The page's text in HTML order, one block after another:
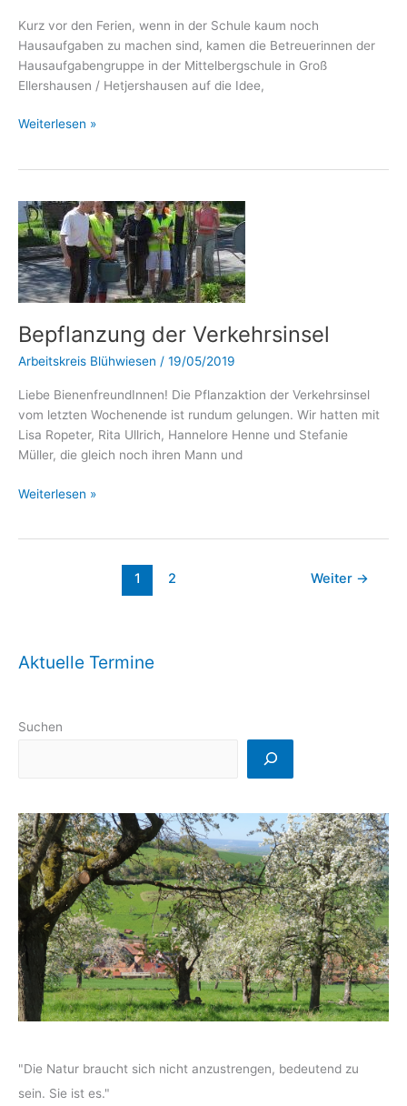
Kurz vor den Ferien, wenn in der Schule kaum noch
Hausaufgaben zu machen sind, kamen die Betreuerinnen der
Hausaufgabengruppe in der Mittelbergschule in Groß
Ellershausen / Hetjershausen auf die Idee,
Weiterlesen »
Bepflanzung der Verkehrsinsel
Arbeitskreis Blühwiesen / 19/05/2019
Liebe BienenfreundInnen! Die Pflanzaktion der Verkehrsinsel
vom letzten Wochenende ist rundum gelungen. Wir hatten mit
Lisa Ropeter, Rita Ullrich, Hannelore Henne und Stefanie
Müller, die gleich noch ihren Mann und
Bepflanzung
der
Verkehrsinsel
Weiterlesen »
1 2 Weiter →
Aktuelle Termine
Suchen
"Die Natur braucht sich nicht anzustrengen, bedeutend zu
sein. Sie ist es."